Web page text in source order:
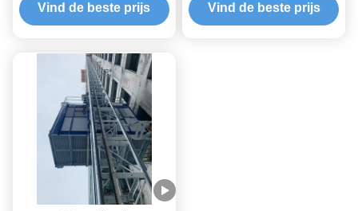
Vind de beste prijs Vind de beste prijs